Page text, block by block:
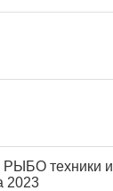
РЫБО техники и
2023